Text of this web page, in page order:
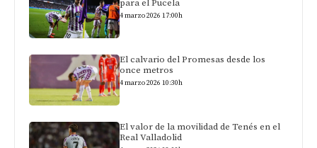
para el Pucela
4 marzo 2026 17:00h
El calvario del Promesas desde los
once metros
4 marzo 2026 10:30h
El valor de la movilidad de Tenés en el
Real Valladolid